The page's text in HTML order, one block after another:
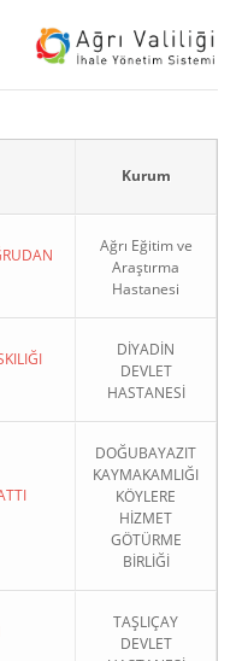
Kurum
Ağrı Eğitim ve
Araştırma
Hastanesi
DİYADİN
DEVLET
HASTANESİ
DOĞUBAYAZIT
KAYMAKAMLIĞI
KÖYLERE
HİZMET
GÖTÜRME
BİRLİĞİ
TAŞLIÇAY
DEVLET